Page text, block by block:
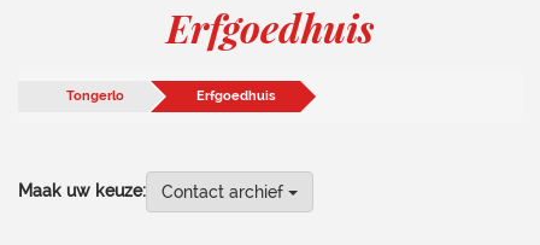
Erfgoedhuis
Tongerlo Erfgoedhuis
Maak uw keuze: Contact archief